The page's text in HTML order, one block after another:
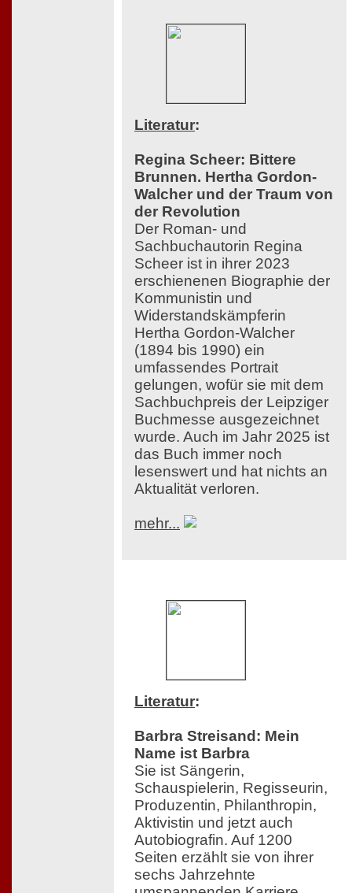
Literatur:
Regina Scheer: Bittere
Brunnen. Hertha Gordon-
Walcher und der Traum von
der Revolution
Der Roman- und
Sachbuchautorin Regina
Scheer ist in ihrer 2023
erschienenen Biographie der
Kommunistin und
Widerstandskämpferin
Hertha Gordon-Walcher
(1894 bis 1990) ein
umfassendes Portrait
gelungen, wofür sie mit dem
Sachbuchpreis der Leipziger
Buchmesse ausgezeichnet
wurde. Auch im Jahr 2025 ist
das Buch immer noch
lesenswert und hat nichts an
Aktualität verloren.
mehr...
Literatur:
Barbra Streisand: Mein
Name ist Barbra
Sie ist Sängerin,
Schauspielerin, Regisseurin,
Produzentin, Philanthropin,
Aktivistin und jetzt auch
Autobiografin. Auf 1200
Seiten erzählt sie von ihrer
sechs Jahrzehnte